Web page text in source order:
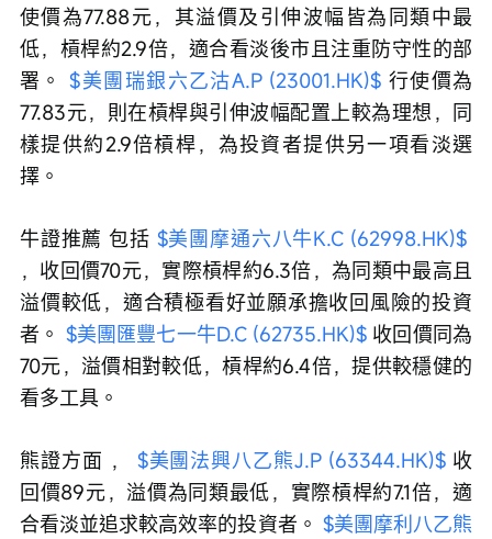
使價為77.88元，其溢價及引伸波幅皆為同類中最
低，槓桿約2.9倍，適合看淡後市且注重防守性的部
署。 $美團瑞銀六乙沽A.P (23001.HK)$ 行使價為
77.83元，則在槓桿與引伸波幅配置上較為理想，同
樣提供約2.9倍槓桿，為投資者提供另一項看淡選
擇。
牛證推薦 包括 $美團摩通六八牛K.C (62998.HK)$
，收回價70元，實際槓桿約6.3倍，為同類中最高且
溢價較低，適合積極看好並願承擔收回風險的投資
者。 $美團匯豐七一牛D.C (62735.HK)$ 收回價同為
70元，溢價相對較低，槓桿約6.4倍，提供較穩健的
看多工具。
熊證方面 ， $美團法興八乙熊J.P (63344.HK)$ 收
回價89元，溢價為同類最低，實際槓桿約7.1倍，適
合看淡並追求較高效率的投資者。 $美團摩利八乙熊